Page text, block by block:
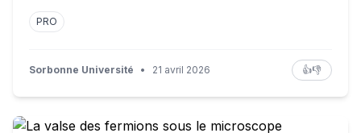
PRO
Sorbonne Université • 21 avril 2026 👍👎
La valse des fermions sous le microscope